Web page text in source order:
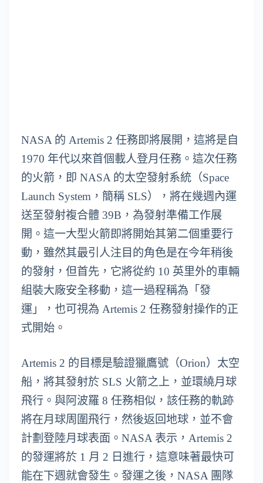
NASA 的 Artemis 2 任務即將展開，這將是自
1970 年代以來首個載人登月任務。這次任務
的火箭，即 NASA 的太空發射系統（Space
Launch System，簡稱 SLS），將在幾週內運
送至發射複合體 39B，為發射準備工作展
開。這一大型火箭即將開始其第二個重要行
動，雖然其最引人注目的角色是在今年稍後
的發射，但首先，它將從約 10 英里外的車輛
組裝大廠安全移動，這一過程稱為「發
運」，也可視為 Artemis 2 任務發射操作的正
式開始。
Artemis 2 的目標是驗證獵鷹號（Orion）太空
船，將其發射於 SLS 火箭之上，並環繞月球
飛行。與阿波羅 8 任務相似，該任務的軌跡
將在月球周圍飛行，然後返回地球，並不會
計劃登陸月球表面。NASA 表示，Artemis 2
的發運將於 1 月 2 日進行，這意味著最快可
能在下週就會發生。發運之後，NASA 團隊